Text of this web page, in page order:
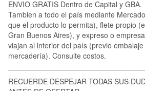
ENVIO GRATIS Dentro de Capital y GBA.
Tambien a todo el país mediante
que el producto lo permita), flete propio
Gran Buenos Aires), y expreso o
viajan al interior del país (previo
mercadería). Consulte costos.
RECUERDE DESPEJAR TODAS SUS